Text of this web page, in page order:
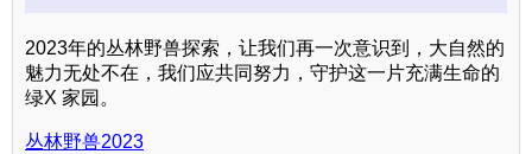
2023年的丛林野兽探索，让我们再一次意识到，大自然的
魅力无处不在，我们应共同努力，守护这一片充满生命的
绿X 家园。
丛林野兽2023